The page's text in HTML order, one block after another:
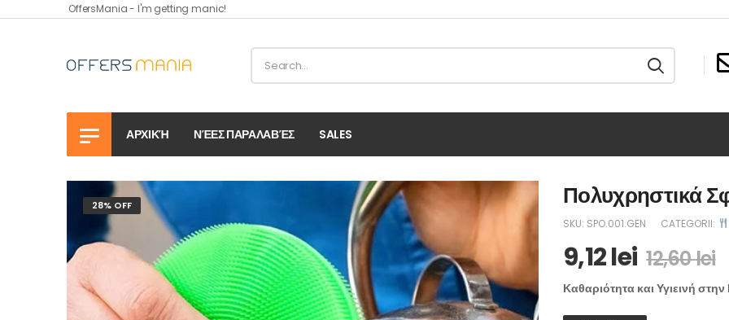
OffersMania - I'm getting manic!
ΑΡΧΙΚΉ ΝΈΕΣ ΠΑΡΑΛΑΒΈΣ SALES
28% OFF Πολυχρηστικά
SKU: SPO.001.GEN CATEGORII:
9,12lei 12,60lei
Καθαριότητα και Υγιεινή